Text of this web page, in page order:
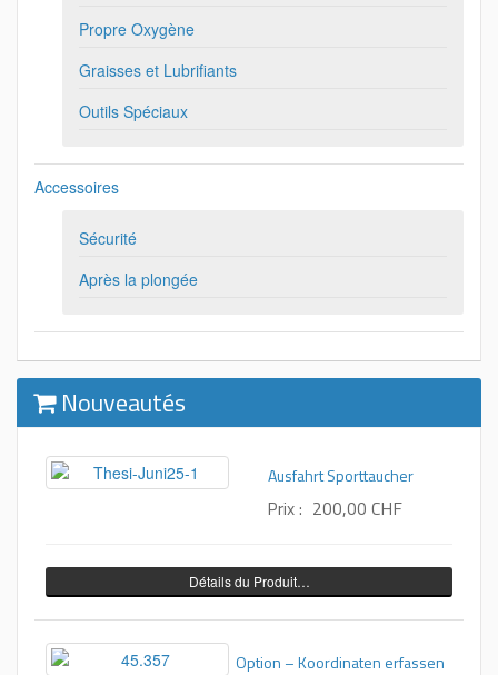
Propre Oxygène
Graisses et Lubrifiants
Outils Spéciaux
Accessoires
Sécurité
Après la plongée
Nouveautés
Ausfahrt Sporttaucher
Prix : 200,00 CHF
Détails du Produit…
Option – Koordinaten erfassen